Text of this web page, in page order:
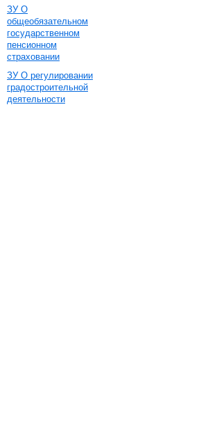
ЗУ О
общеобязательном
государственном
пенсионном
страховании
ЗУ О регулировании
градостроительной
деятельности